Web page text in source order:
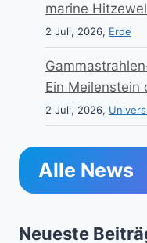
marine
2 Juli, 2026, Erde
Ein Meilenstein
2 Juli, 2026,
Alle News
Neueste